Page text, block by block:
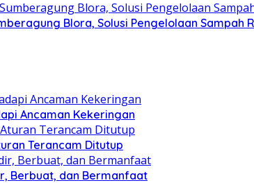
Blora, Solusi Pengelolaan Sampah
Ancaman Kekeringan
Terancam Ditutup
Berbuat, dan Bermanfaat